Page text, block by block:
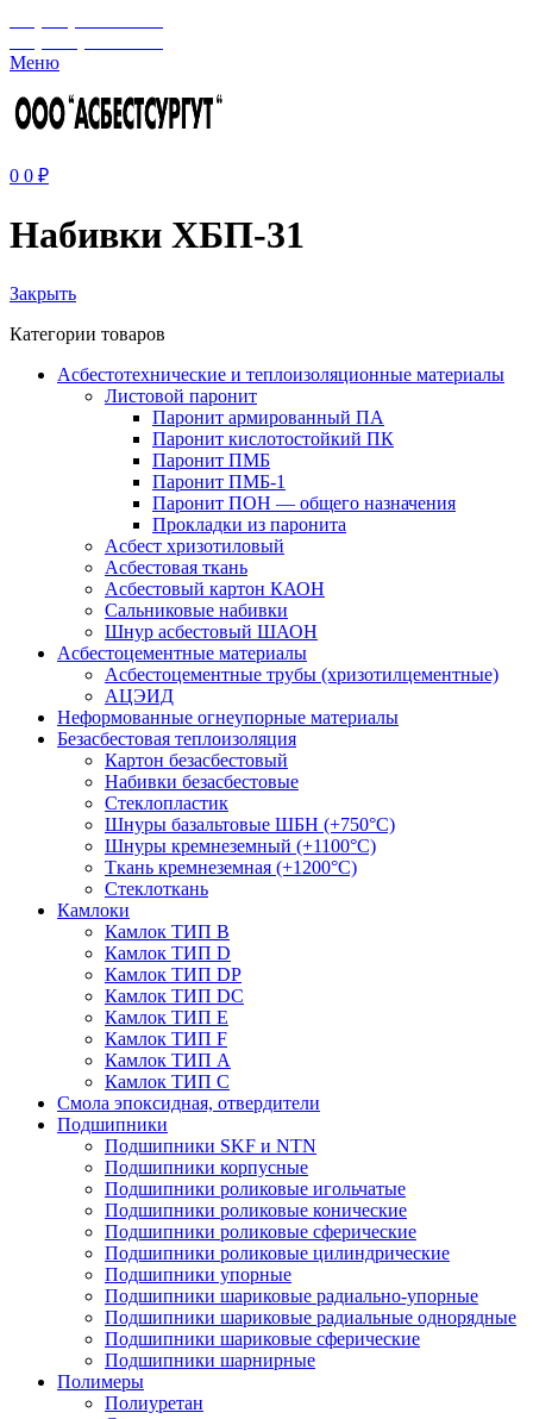
Меню
0 0 ₽
Набивки ХБП-31
Закрыть
Категории товаров
Асбестотехнические и теплоизоляционные материалы
Листовой паронит
Паронит армированный ПА
Паронит кислотостойкий ПК
Паронит ПМБ
Паронит ПМБ-1
Паронит ПОН — общего назначения
Прокладки из паронита
Асбест хризотиловый
Асбестовая ткань
Асбестовый картон КАОН
Сальниковые набивки
Шнур асбестовый ШАОН
Асбестоцементные материалы
Асбестоцементные трубы (хризотилцементные)
АЦЭИД
Неформованные огнеупорные материалы
Безасбестовая теплоизоляция
Картон безасбестовый
Набивки безасбестовые
Стеклопластик
Шнуры базальтовые ШБН (+750°С)
Шнуры кремнеземный (+1100°С)
Ткань кремнеземная (+1200°С)
Стеклоткань
Камлоки
Камлок ТИП B
Камлок ТИП D
Камлок ТИП DP
Камлок ТИП DС
Камлок ТИП E
Камлок ТИП F
Камлок ТИП А
Камлок ТИП С
Смола эпоксидная, отвердители
Подшипники
Подшипники SKF и NTN
Подшипники корпусные
Подшипники роликовые игольчатые
Подшипники роликовые конические
Подшипники роликовые сферические
Подшипники роликовые цилиндрические
Подшипники упорные
Подшипники шариковые радиально-упорные
Подшипники шариковые радиальные однорядные
Подшипники шариковые сферические
Подшипники шарнирные
Полимеры
Полиуретан